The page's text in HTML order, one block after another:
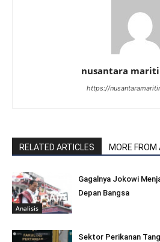
nusantara
https://
RELATED ARTICLES MORE FROM
Analisis
Gagalnya Jokowi
Depan Bangsa
Sektor Perikanan